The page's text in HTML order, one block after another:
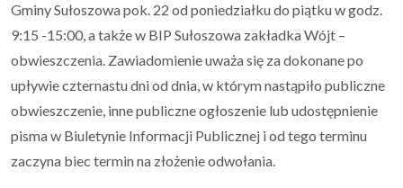
Gminy Sułoszowa pok. 22 od poniedziałku do piątku w godz.
9:15 -15:00, a także w BIP Sułoszowa zakładka Wójt –
obwieszczenia. Zawiadomienie uważa się za dokonane po
upływie czternastu dni od dnia, w którym nastąpiło publiczne
obwieszczenie, inne publiczne ogłoszenie lub udostępnienie
pisma w Biuletynie Informacji Publicznej i od tego terminu
zaczyna biec termin na złożenie odwołania.